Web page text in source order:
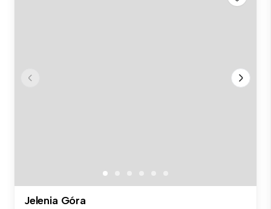
Jelenia Góra